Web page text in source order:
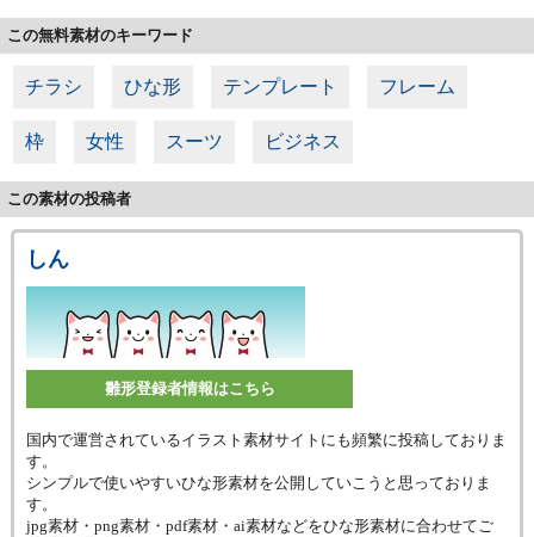
この無料素材のキーワード
チラシ ひな形 テンプレート フレーム
枠 女性 スーツ ビジネス
この素材の投稿者
しん
雛形登録者情報はこちら
国内で運営されているイラスト素材サイトにも頻繁に投稿しておりま
す。
シンプルで使いやすいひな形素材を公開していこうと思っておりま
す。
jpg素材・png素材・pdf素材・ai素材などをひな形素材に合わせてご